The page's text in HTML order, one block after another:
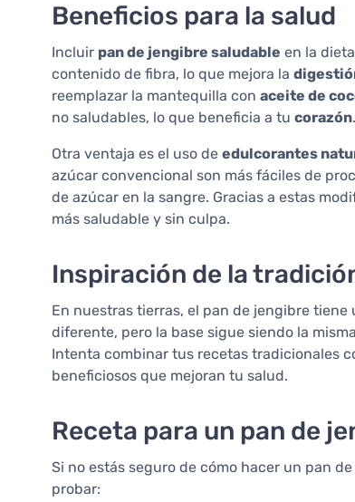
Beneficios para la salud
Incluir pan de jengibre saludable en la
contenido de fibra, lo que mejora la
reemplazar la mantequilla con aceite de
no saludables, lo que beneficia a tu corazón.
Otra ventaja es el uso de edulcorantes
azúcar convencional son más fáciles de
de azúcar en la sangre. Gracias a estas
más saludable y sin culpa.
Inspiración de la
En nuestras tierras, el pan de jengibre tiene
diferente, pero la base sigue siendo la
Intenta combinar tus recetas tradicionales
beneficiosos que mejoran tu salud.
Receta para un pan de
Si no estás seguro de cómo hacer un pan
probar: